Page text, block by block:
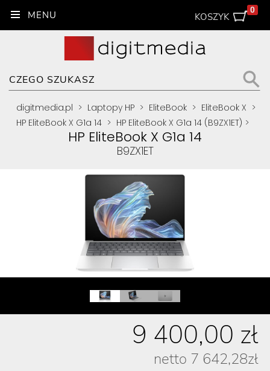
KOSZYK
0
digitmedia.pl > Laptopy HP > EliteBook > EliteBook X >
HP EliteBook X G1a 14 > HP EliteBook X G1a 14 (B9ZX1ET) >
HP EliteBook X G1a 14
B9ZX1ET
9 400,00 zł
netto 7 642,28zł